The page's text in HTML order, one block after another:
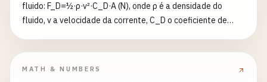
fluido: F_D=½·ρ·v²·C_D·A (N), onde ρ é a densidade do
fluido, v a velocidade da corrente, C_D o coeficiente de
MATH & NUMBERS